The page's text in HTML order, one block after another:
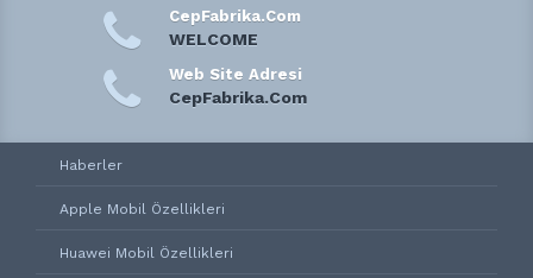
CepFabrika.Com
WELCOME
Web Site Adresi
CepFabrika.Com
Haberler
Apple Mobil Özellikleri
Huawei Mobil Özellikleri